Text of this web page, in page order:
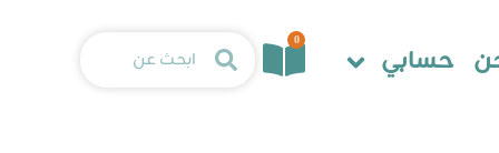
حسابي
0